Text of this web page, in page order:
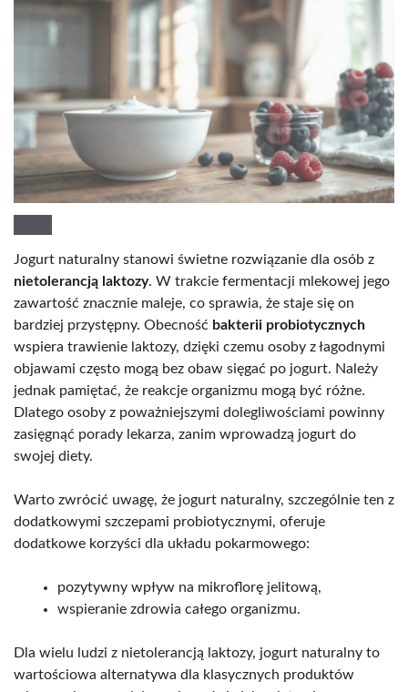
Jogurt naturalny stanowi świetne rozwiązanie dla osób z
nietolerancją laktozy. W trakcie fermentacji mlekowej jego
zawartość znacznie maleje, co sprawia, że staje się on
bardziej przystępny. Obecność bakterii probiotycznych
wspiera trawienie laktozy, dzięki czemu osoby z łagodnymi
objawami często mogą bez obaw sięgać po jogurt. Należy
jednak pamiętać, że reakcje organizmu mogą być różne.
Dlatego osoby z poważniejszymi dolegliwościami powinny
zasięgnąć porady lekarza, zanim wprowadzą jogurt do
swojej diety.
Warto zwrócić uwagę, że jogurt naturalny, szczególnie ten z
dodatkowymi szczepami probiotycznymi, oferuje
dodatkowe korzyści dla układu pokarmowego:
pozytywny wpływ na mikroflorę jelitową,
wspieranie zdrowia całego organizmu.
Dla wielu ludzi z nietolerancją laktozy, jogurt naturalny to
wartościowa alternatywa dla klasycznych produktów